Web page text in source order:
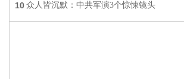
10 众人皆沉默：中共军演3个惊悚镜头